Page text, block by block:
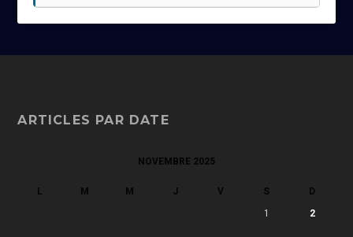
ARTICLES PAR DATE
NOVEMBRE 2025
L M M J V S D
1 2